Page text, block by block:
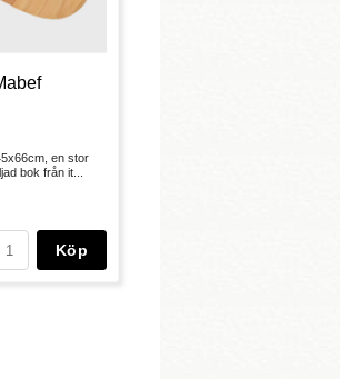
en stor
bok från it...
Köp